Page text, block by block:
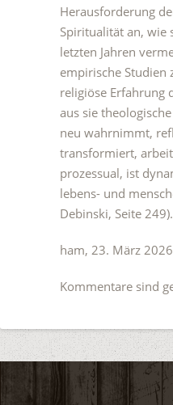
Herausforderung
Spiritualität an, wie
letzten Jahren
empirische Studien
religiöse Erfahrung
aus sie
neu wahrnimmt,
transformiert,
prozessual, ist
lebens- und
Debinski, Seite 249).
ham, 23. März 2026
Kommentare sind